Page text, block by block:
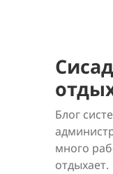
Блог
много
отдыхает.